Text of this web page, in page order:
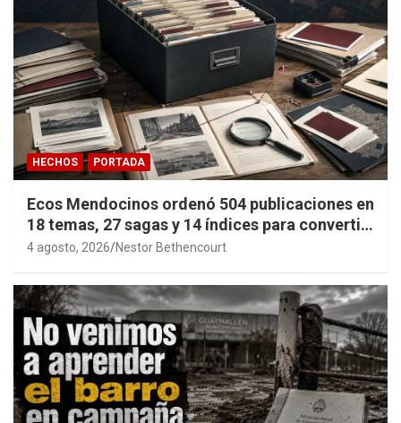
HECHOS PORTADA
Ecos Mendocinos ordenó 504 publicaciones en
18 temas, 27 sagas y 14 índices para convertir
años de investigación en memoria pública
4 agosto, 2026 Nestor Bethencourt